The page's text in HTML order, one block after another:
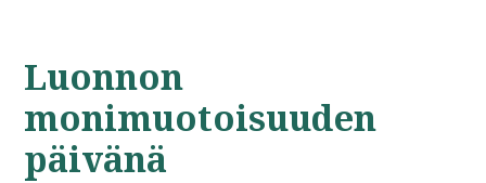
Luonnon
monimuotoisuuden
päivänä